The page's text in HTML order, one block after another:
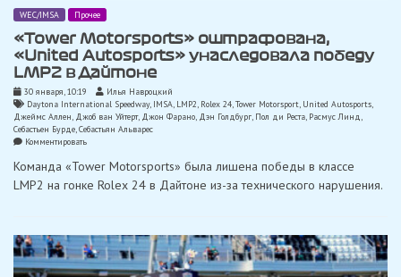
WEC/IMSA Прочее
«Tower Motorsports» оштрафована,
«United Autosports» унаследовала победу
LMP2 в Дайтоне
30 января, 10:19
Илья Навроцкий
Daytona International Speedway, IMSA, LMP2, Rolex 24,Tower Motorsport, United Autosports
Джеймс Аллен, Джоб ван Уйтерт, Джон Фарано, Дэн Голдбург, Пол ди Реста, Расмус Линд
Себастьен Бурде,Себастьян Альварес
Комментироватьon
Motorsports»
оштрафована,
«United
LMP2
в
Дайтоне
Команда «Tower Motorsports» была лишена победы в классе
LMP2 на гонке Rolex 24 в Дайтоне из-за технического нарушения.